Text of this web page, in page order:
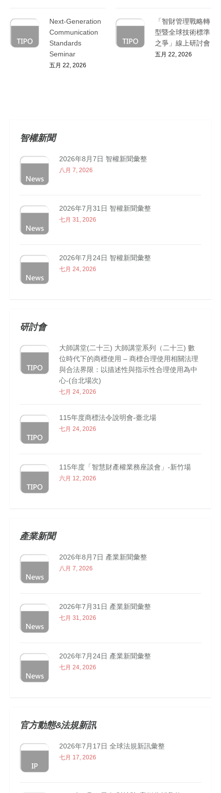
Next-Generation
Communication
Standards
Seminar
五月 22, 2026
「智財管理戰略轉
型暨全球技術標準
之爭」線上研討會
五月 22, 2026
智權新聞
2026年8月7日 智權新聞彙整
八月 7, 2026
2026年7月31日 智權新聞彙整
七月 31, 2026
2026年7月24日 智權新聞彙整
七月 24, 2026
研討會
大師講堂(二十三) 大師講堂系列（二十三) 數
位時代下的商標使用 – 商標合理使用相關法理
與合法界限：以描述性與指示性合理使用為中
心-(台北場次)
七月 24, 2026
115年度商標法令說明會-臺北場
七月 24, 2026
115年度「智慧財產權業務座談會」-新竹場
六月 12, 2026
產業新聞
2026年8月7日 產業新聞彙整
八月 7, 2026
2026年7月31日 產業新聞彙整
七月 31, 2026
2026年7月24日 產業新聞彙整
七月 24, 2026
官方動態&法規新訊
2026年7月17日 全球法規新訊彙整
七月 17, 2026